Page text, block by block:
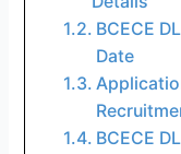
BCECE
Date
BCECE